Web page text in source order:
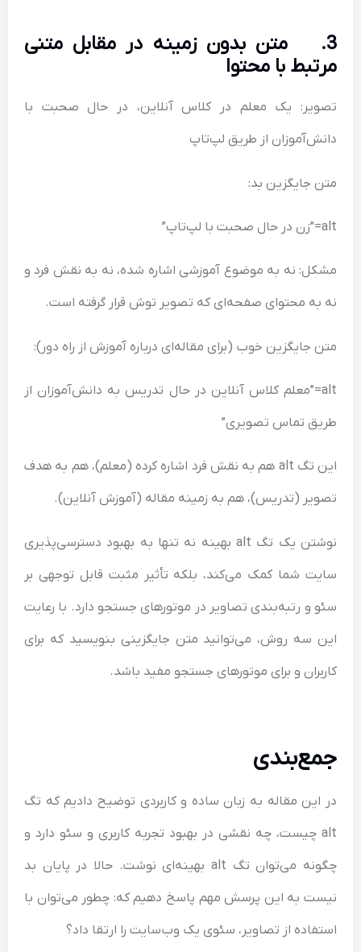
3. متن بدون زمینه در مقابل متنی
مرتبط با محتوا
تصویر: یک معلم در کلاس آنلاین، در حال صحبت با
دانش‌آموزان از طریق لپ‌تاپ
متن جایگزین بد:
alt=”زن در حال صحبت با لپ‌تاپ”
مشکل: نه به موضوع آموزشی اشاره شده، نه به نقش فرد و
نه به محتوای صفحه‌ای که تصویر توش قرار گرفته است.
متن جایگزین خوب (برای مقاله‌ای درباره آموزش از راه دور):
alt=”معلم کلاس آنلاین در حال تدریس به دانش‌آموزان از
طریق تماس تصویری”
این تگ alt هم به نقش فرد اشاره کرده (معلم)، هم به هدف
تصویر (تدریس)، هم به زمینه مقاله (آموزش آنلاین).
نوشتن یک تگ alt بهینه نه‌ تنها به بهبود دسترسی‌پذیری
سایت شما کمک می‌کند، بلکه تأثیر مثبت قابل توجهی بر
سئو و رتبه‌بندی تصاویر در موتورهای جستجو دارد. با رعایت
این سه روش، می‌توانید متن جایگزینی بنویسید که برای
کاربران و برای موتورهای جستجو مفید باشد.
جمع‌بندی
در این مقاله به زبان ساده و کاربردی توضیح دادیم که تگ
alt چیست، چه نقشی در بهبود تجربه کاربری و سئو دارد و
چگونه می‌توان تگ alt بهینه‌ای نوشت. حالا در پایان بد
نیست به این پرسش مهم پاسخ دهیم که: چطور می‌توان با
استفاده از تصاویر، سئوی یک وب‌سایت را ارتقا داد؟